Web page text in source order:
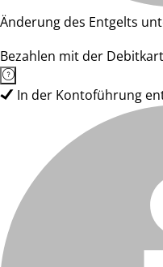
Änderung des Entgelts
Bezahlen mit der
In der Kontoführung